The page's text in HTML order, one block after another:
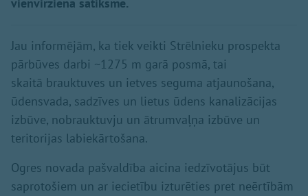
Jau informējām, ka tiek veikti Strēlnieku prospekta
pārbūves darbi ~1275 m garā posmā, tai
skaitā brauktuves un ietves seguma atjaunošana,
ūdensvada, sadzīves un lietus ūdens kanalizācijas
izbūve, nobrauktuvju un ātrumvaļņa izbūve un
teritorijas labiekārtošana.
Ogres novada pašvaldība aicina iedzīvotājus būt
saprotošiem un ar iecietību izturēties pret neērtībām